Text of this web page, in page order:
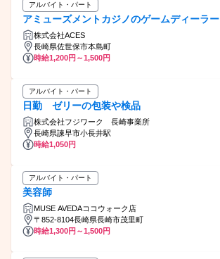
アルバイト・パート
アミューズメントカジノのゲームディーラー
株式会社ACES
長崎県佐世保市本島町
時給1,200円～1,500円
アルバイト・パート
日勤 ゼリーの包装や検品
株式会社フジワーク 長崎事業所
長崎県諫早市小長井駅
時給1,050円
アルバイト・パート
美容師
MUSE AVEDAココウォーク店
〒852-8104長崎県長崎市茂里町
時給1,300円～1,500円